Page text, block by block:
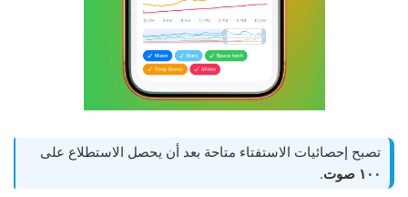
تصبح إحصائيات الاستفتاء متاحة بعد أن يحصل الاستطلاع على
١٠٠ صوت
.